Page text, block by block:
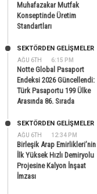
Muhafazakar Mutfak
Konseptinde Üretim
Standartları
AĞU 6TH 6:15 PM
SEKTÖRDEN GELIŞMELER
Notte Global Pasaport
Endeksi 2026 Güncellendi:
Türk Pasaportu 199 Ülke
Arasında 86. Sırada
AĞU 6TH 12:34 PM
SEKTÖRDEN GELIŞMELER
Birleşik Arap Emirlikleri’nin
İlk Yüksek Hızlı Demiryolu
Projesine Kalyon İnşaat
İmzası